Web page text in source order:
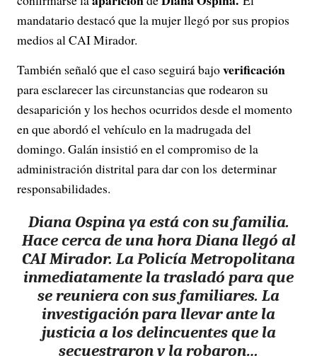
mandatario destacó que la mujer llegó por sus propios
medios al CAI Mirador.
También señaló que el caso seguirá bajoverificación
para esclarecer las circunstancias que rodearon su
desaparición y los hechos ocurridos desde el momento
en que abordó el vehículo en la madrugada del
domingo. Galán insistió en el compromiso de la
administración distrital para dar con los determinar
responsabilidades.
Diana Ospina ya está con su familia.
Hace cerca de una hora Diana llegó al
CAI Mirador. La Policía Metropolitana
inmediatamente la trasladó para que
se reuniera con sus familiares. La
investigación para llevar ante la
justicia a los delincuentes que la
secuestraron y la robaron…